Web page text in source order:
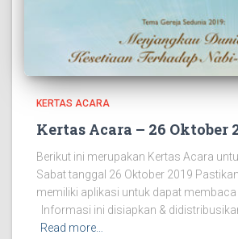
KERTAS ACARA
Kertas Acara – 26 Oktober
Berikut ini merupakan Kertas Acara
Sabat tanggal 26 Oktober 2019
memiliki aplikasi untuk dapat
Informasi ini disiapkan &
Read more…